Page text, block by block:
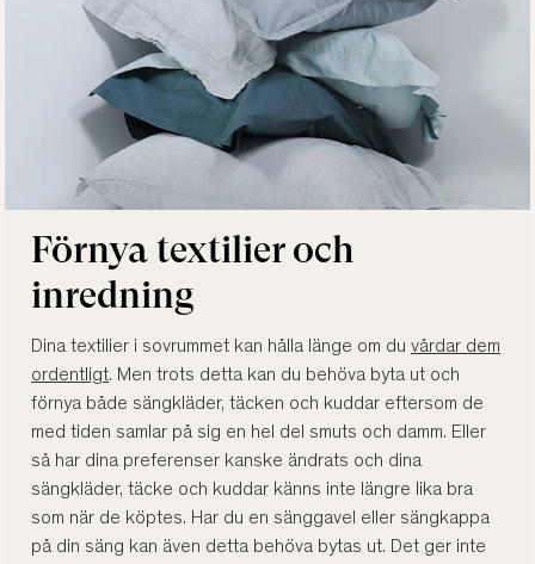
Förnya textilier och
inredning
Dina textilier i sovrummet kan hålla länge om du vårdar dem
ordentligt. Men trots detta kan du behöva byta ut och
förnya både sängkläder, täcken och kuddar eftersom de
med tiden samlar på sig en hel del smuts och damm. Eller
så har dina preferenser kanske ändrats och dina
sängkläder, täcke och kuddar känns inte längre lika bra
som när de köptes. Har du en sänggavel eller sängkappa
på din säng kan även detta behöva bytas ut. Det ger inte